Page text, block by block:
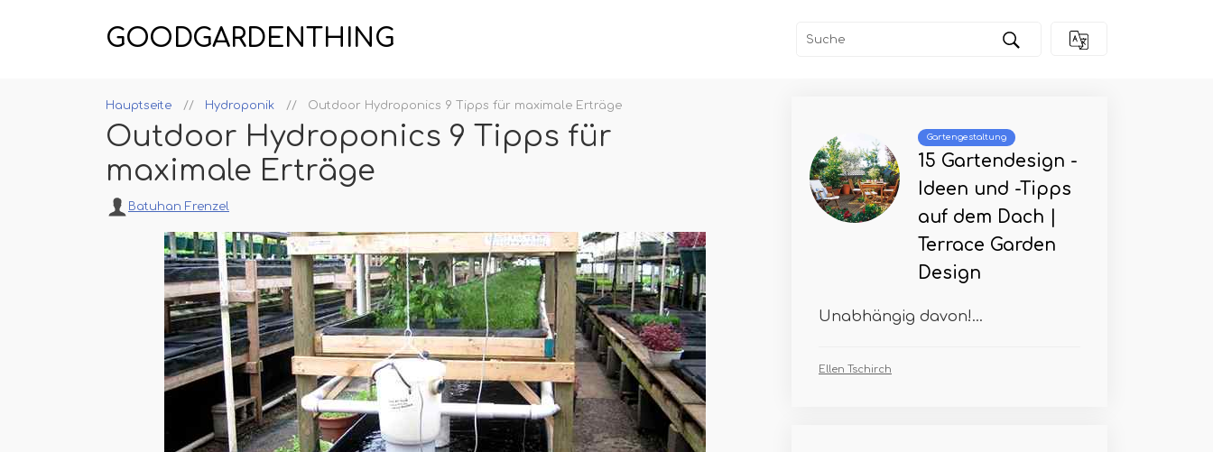
GOODGARDENTHING
Hauptseite Hydroponik Outdoor Hydroponics 9 Tipps für maximale Erträge
Outdoor Hydroponics 9 Tipps für
maximale Erträge
Batuhan Frenzel
Gartengestaltung
15 Gartendesign -
Ideen und -Tipps
auf dem Dach |
Terrace Garden
Design
Unabhängig davon!...
Ellen Tschirch